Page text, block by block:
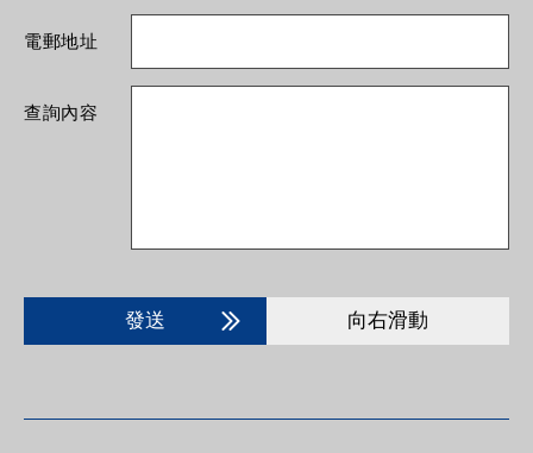
電郵地址
查詢內容
發送 向右滑動